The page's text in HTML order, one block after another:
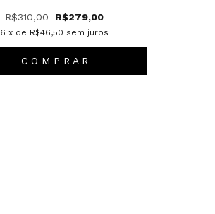
R$310,00 R$279,00
6 x de R$46,50 sem juros
C O M P R A R